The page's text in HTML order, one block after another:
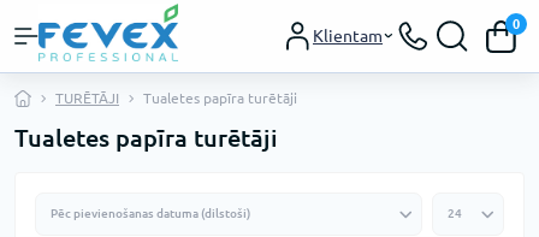
Klientam
0
TURĒTĀJI Tualetes papīra turētāji
Tualetes papīra turētāji